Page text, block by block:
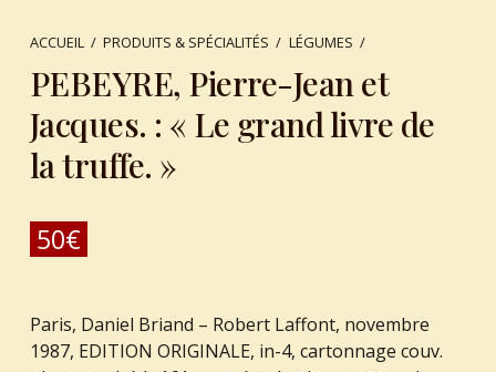
ACCUEIL / PRODUITS & SPÉCIALITÉS / LÉGUMES /
PEBEYRE, Pierre-Jean et
Jacques. : « Le grand livre de
la truffe. »
50€
Paris, Daniel Briand – Robert Laffont, novembre
1987, EDITION ORIGINALE, in-4, cartonnage couv.